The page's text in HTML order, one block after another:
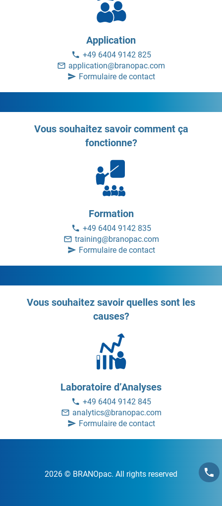
Application
+49 6404 9142 825
application@branopac.com
Formulaire de contact
Vous souhaitez savoir comment ça
fonctionne?
Formation
+49 6404 9142 835
training@branopac.com
Formulaire de contact
Vous souhaitez savoir quelles sont les
causes?
Laboratoire d’Analyses
+49 6404 9142 845
analytics@branopac.com
Formulaire de contact
2026 © BRANOpac. All rights reserved